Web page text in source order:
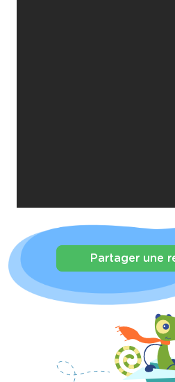
Partager une